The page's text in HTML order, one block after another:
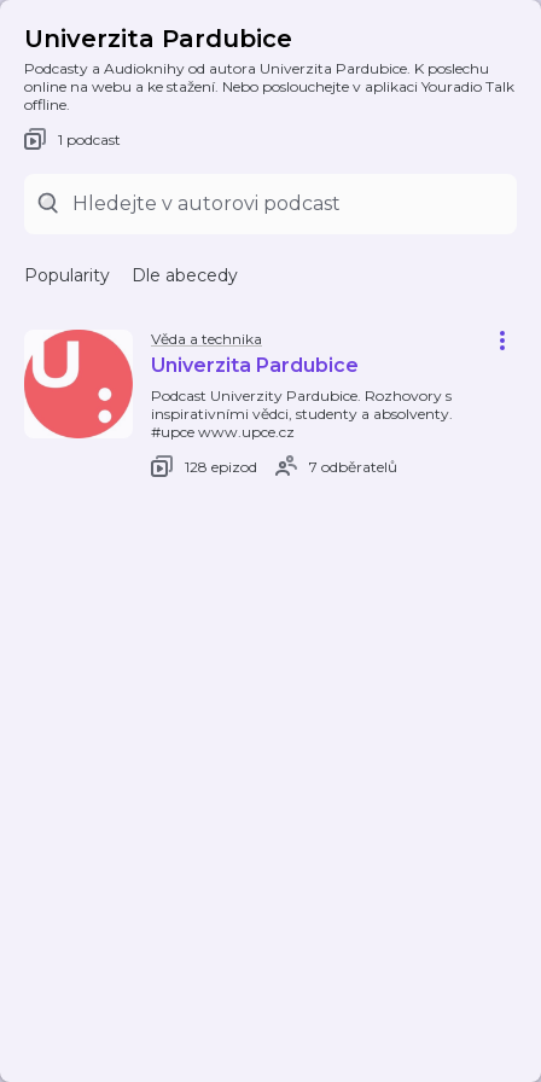
Univerzita Pardubice
Podcasty a Audioknihy od autora Univerzita Pardubice. K poslechu
online na webu a ke stažení. Nebo poslouchejte v aplikaci Youradio Talk
offline.
1 podcast
Popularity Dle abecedy
Věda a technika
Univerzita Pardubice
Podcast Univerzity Pardubice. Rozhovory s
inspirativními vědci, studenty a absolventy.
#upce www.upce.cz
128 epizod
7 odběratelů